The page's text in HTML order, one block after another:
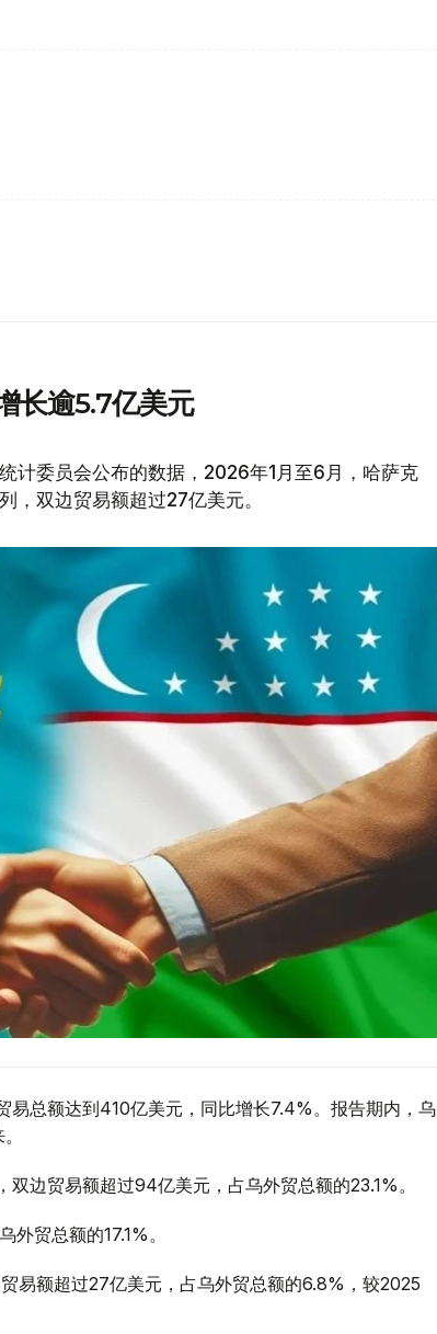
长逾5.7亿美元
计委员会公布的数据，2026年1月至6月，哈萨克
，双边贸易额超过27亿美元。
易总额达到410亿美元，同比增长7.4%。报告期内，乌
边贸易额超过94亿美元，占乌外贸总额的23.1%。
贸总额的17.1%。
易额超过27亿美元，占乌外贸总额的6.8%，较2025